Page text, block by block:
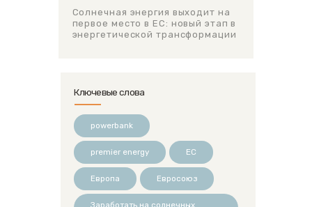
Солнечная энергия выходит на
первое место в ЕС: новый этап в
энергетической трансформации
Ключевые слова
powerbank
premier energy ЕС
Европа Евросоюз